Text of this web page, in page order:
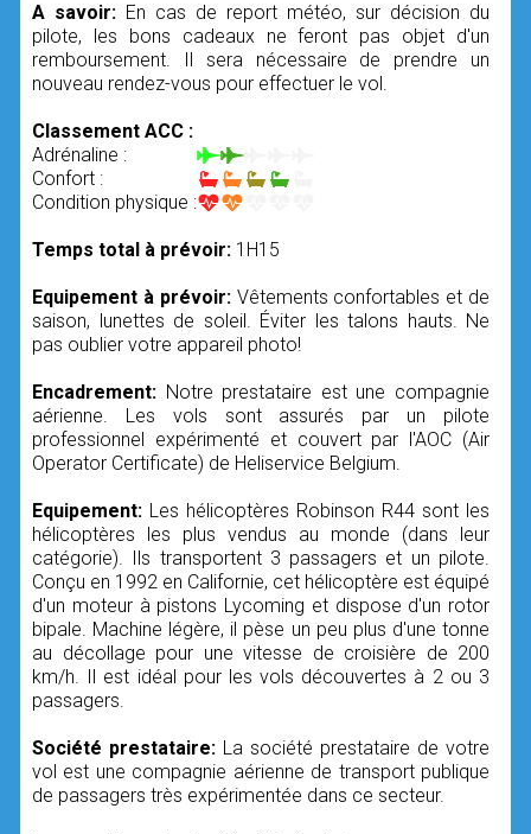
A savoir: En cas de report météo, sur décision du
pilote, les bons cadeaux ne feront pas objet d'un
remboursement. Il sera nécessaire de prendre un
nouveau rendez-vous pour effectuer le vol.
Classement ACC :
Adrénaline :
Confort :
Condition physique :
Temps total à prévoir: 1H15
Equipement à prévoir: Vêtements confortables et de
saison, lunettes de soleil. Éviter les talons hauts. Ne
pas oublier votre appareil photo!
Encadrement: Notre prestataire est une compagnie
aérienne. Les vols sont assurés par un pilote
professionnel expérimenté et couvert par l'AOC (Air
Operator Certificate) de Heliservice Belgium.
Equipement: Les hélicoptères Robinson R44 sont les
hélicoptères les plus vendus au monde (dans leur
catégorie). Ils transportent 3 passagers et un pilote.
Conçu en 1992 en Californie, cet hélicoptère est équipé
d'un moteur à pistons Lycoming et dispose d'un rotor
bipale. Machine légère, il pèse un peu plus d'une tonne
au décollage pour une vitesse de croisière de 200
km/h. Il est idéal pour les vols découvertes à 2 ou 3
passagers.
Société prestataire: La société prestataire de votre
vol est une compagnie aérienne de transport publique
de passagers très expérimentée dans ce secteur.